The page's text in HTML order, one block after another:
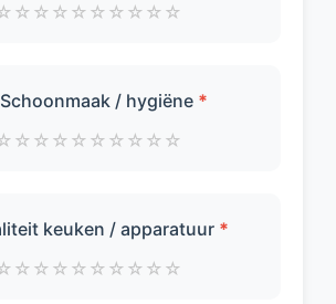
☆ ☆ ☆ ☆ ☆ ☆ ☆ ☆ ☆
/ hygiëne *
☆ ☆ ☆ ☆ ☆ ☆ ☆ ☆ ☆
keuken / apparatuur *
☆ ☆ ☆ ☆ ☆ ☆ ☆ ☆ ☆